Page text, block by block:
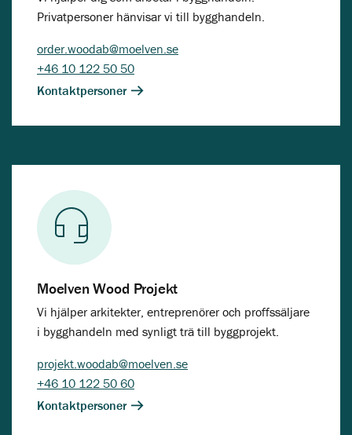
Privatpersoner hänvisar vi till bygghandeln.
order.woodab@moelven.se
+46 10 122 50 50
Kontaktpersoner
Moelven Wood Projekt
Vi hjälper arkitekter, entreprenörer och proffssäljare
i bygghandeln med synligt trä till byggprojekt.
projekt.woodab@moelven.se
+46 10 122 50 60
Kontaktpersoner